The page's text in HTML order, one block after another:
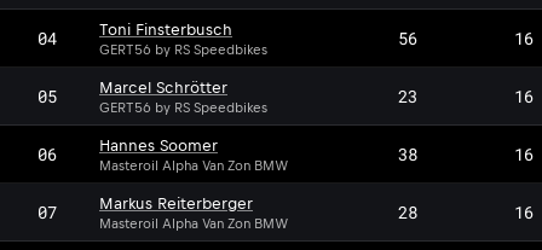
04 Toni Finsterbusch
GERT56 by RS Speedbikes 56 16
05 Marcel Schrötter
GERT56 by RS Speedbikes 23 16
06 Hannes Soomer
Masteroil Alpha Van Zon BMW 38 16
07 Markus Reiterberger
Masteroil Alpha Van Zon BMW 28 16